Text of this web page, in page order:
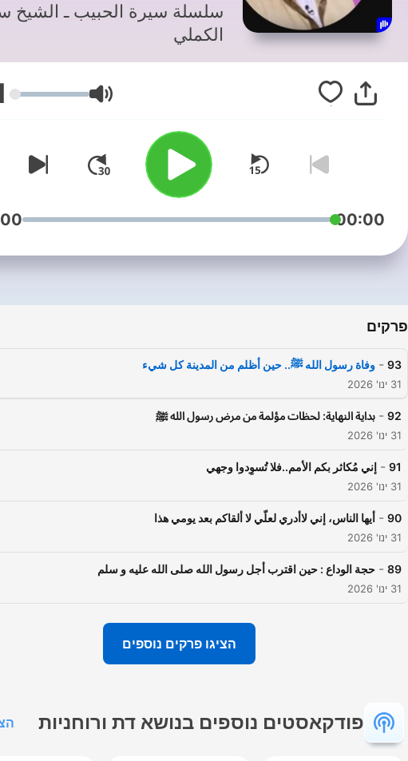
سلسلة سيرة الحبيب ـ الشيخ
الكملي
עוצמת שמע
00:00
פרקים
93
- وفاة رسول الله ﷺ.. حين أظلم من المدينة كل شيء
31 ינו' 2026
92
- بداية النهاية: لحظات مؤلمة من مرض رسول الله ﷺ
31 ינו' 2026
91
- إني مُكاثر بكم الأمم..فلا تُسوِدوا وجهي
31 ינו' 2026
90
- أيها الناس، إني لاأدري لعلّي لا ألقاكم بعد يومي هذا
31 ינו' 2026
89
- حجة الوداع : حين اقترب أجل رسول الله صلى الله عليه و سلم
31 ינו' 2026
הציגו פרקים נוספים
פודקאסטים נוספים בנושא דת ורוחניות